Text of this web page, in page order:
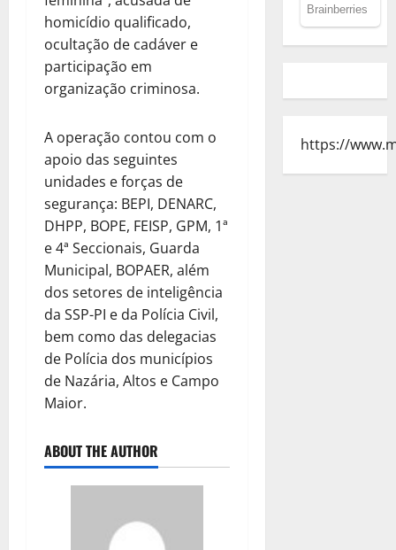
homicídio qualificado,
ocultação de cadáver e
participação em
organização criminosa.
A operação contou com o
apoio das seguintes
unidades e forças de
segurança: BEPI, DENARC,
DHPP, BOPE, FEISP, GPM, 1ª
e 4ª Seccionais, Guarda
Municipal, BOPAER, além
dos setores de inteligência
da SSP-PI e da Polícia Civil,
bem como das delegacias
de Polícia dos municípios
de Nazária, Altos e Campo
Maior.
ABOUT THE AUTHOR
https://